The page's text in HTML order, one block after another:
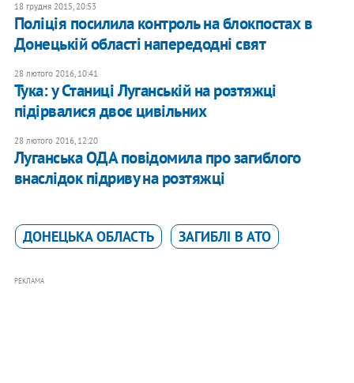
18 грудня 2015, 20:53
Поліція посилила контроль на блокпостах в
Донецькій області напередодні свят
28 лютого 2016, 10:41
Тука: у Станиці Луганській на розтяжці
підірвалися двоє цивільних
28 лютого 2016, 12:20
Луганська ОДА повідомила про загиблого
внаслідок підриву на розтяжці
ДОНЕЦЬКА ОБЛАСТЬ ЗАГИБЛІ В АТО
РЕКЛАМА